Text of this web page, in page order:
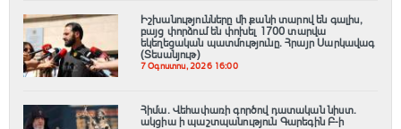
Իշխանությունները մի քանի տարով են գալիս,
բայց փորձում են փոխել 1700 տարվա
եկեղեցական պատմությունը. Հրայր Սարկավագ
(Տեսանյութ)
7 Օգոստոս, 2026 16:00
Հիմա. Վեհափառի գործով դատական նիստ.
ակցիա ի պաշտպանություն Գարեգին Բ-ի